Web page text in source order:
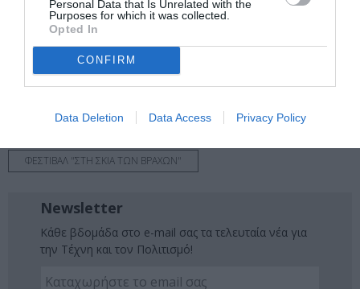
Personal Data that Is Unrelated with the
Purposes for which it was collected.
Opted In
CONFIRM
Data Deletion Data Access Privacy Policy
Νέοι Διαγωνισμοί❯
Tags
ΦΕΣΤΙΒΑΛ "ΣΤΗ ΣΚΙΑ ΤΩΝ ΒΡΑΧΩΝ"
Newsletter
Κάθε βδομάδα στο e-mail σας τα τελευταία νέα για
την Τέχνη και τον Πολιτισμό!